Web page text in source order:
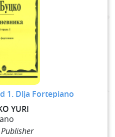
1. Dlja Fortepiano
YURI